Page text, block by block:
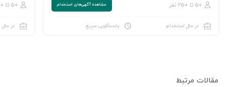
۵۰ تا ۲۵۰ نفر
مشاهده‌ آگهی‌های استخدام
در حال استخدام پاسخگویی سریع
۵۰ تا ۲۵۰ نفر
در
مقالات مرتبط